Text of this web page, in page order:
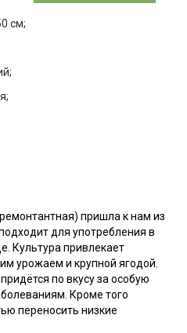
см;
пришла к нам из
для употребления в
Культура привлекает
урожаем и крупной ягодой.
по вкусу за особую
Кроме того
переносить низкие